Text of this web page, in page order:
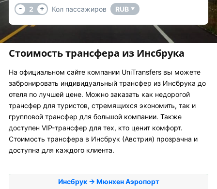
-
2 + Кол пассажиров RUB ▼
Стоимость трансфера из Инсбрука
На официальном сайте компании UniTransfers вы можете
забронировать индивидуальный трансфер из Инсбрука до
отеля по лучшей цене. Можно заказать как недорогой
трансфер для туристов, стремящихся экономить, так и
групповой трансфер для большой компании. Также
доступен VIP-трансфер для тех, кто ценит комфорт.
Стоимость трансфера в Инсбрук (Австрия) прозрачна и
доступна для каждого клиента.
Инсбрук → Мюнхен Аэропорт